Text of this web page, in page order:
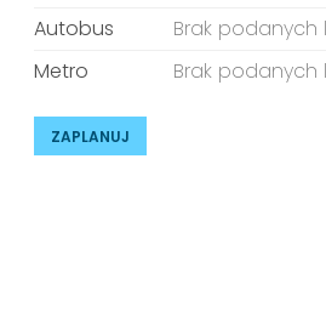
Autobus
Brak podanych
Metro
Brak podanych
ZAPLANUJ